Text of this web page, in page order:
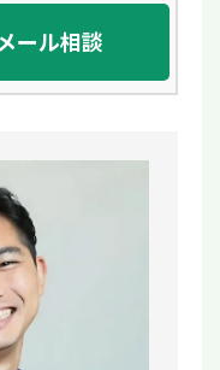
ール相談